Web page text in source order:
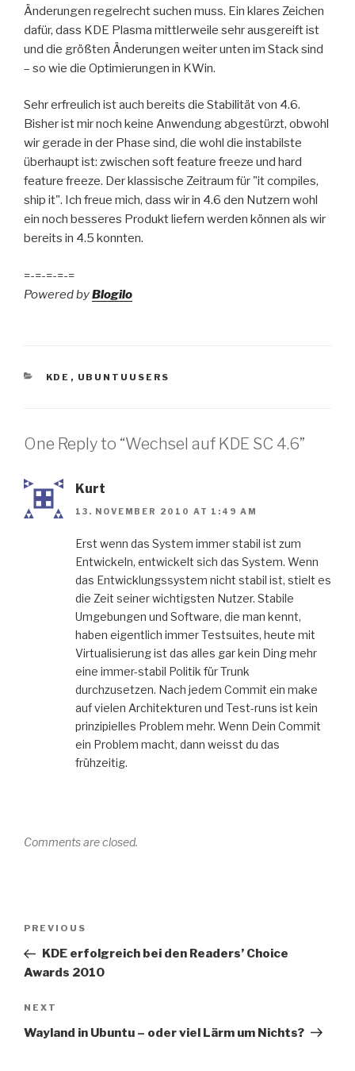
Änderungen regelrecht suchen muss. Ein klares Zeichen
dafür, dass KDE Plasma mittlerweile sehr ausgereift ist
und die größten Änderungen weiter unten im Stack sind
– so wie die Optimierungen in KWin.
Sehr erfreulich ist auch bereits die Stabilität von 4.6.
Bisher ist mir noch keine Anwendung abgestürzt, obwohl
wir gerade in der Phase sind, die wohl die instabilste
überhaupt ist: zwischen soft feature freeze und hard
feature freeze. Der klassische Zeitraum für "it compiles,
ship it". Ich freue mich, dass wir in 4.6 den Nutzern wohl
ein noch besseres Produkt liefern werden können als wir
bereits in 4.5 konnten.
=-=-=-=-=
Powered byBlogilo
CATEGORIES
KDE , UBUNTUUSERS
One Reply to “Wechsel auf KDE SC 4.6”
Kurt
13. NOVEMBER 2010 AT 1:49 AM
Erst wenn das System immer stabil ist zum
Entwickeln, entwickelt sich das System. Wenn
das Entwicklungssystem nicht stabil ist, stielt es
die Zeit seiner wichtigsten Nutzer. Stabile
Umgebungen und Software, die man kennt,
haben eigentlich immer Testsuites, heute mit
Virtualisierung ist das alles gar kein Ding mehr
eine immer-stabil Politik für Trunk
durchzusetzen. Nach jedem Commit ein make
auf vielen Architekturen und Test-runs ist kein
prinzipielles Problem mehr. Wenn Dein Commit
ein Problem macht, dann weisst du das
frühzeitig.
Comments are closed.
Previous
Post
PREVIOUS
KDE erfolgreich bei den Readers’ Choice
Awards 2010
Next
Post
NEXT
Wayland in Ubuntu – oder viel Lärm um Nichts?